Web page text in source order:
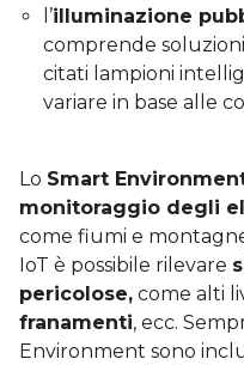
l’illuminazione
comprende
citati lampioni
variare in base alle
Lo Smart
monitoraggio degli
come fiumi e
IoT è possibile rilevare
pericolose, come alti
franamenti, ecc.
Environment sono